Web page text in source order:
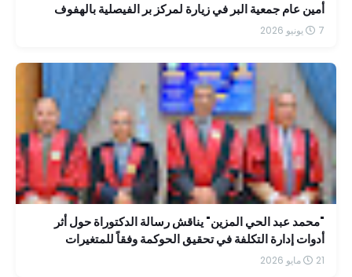
أمين عام جمعية البر في زيارة لمركز بر الفيصلية بالهفوف
7 يونيو 2026
"محمد عبد الحي المزين" يناقش رسالة الدكتوراة حول أثر
أدوات إدارة التكلفة في تحقيق الحوكمة وفقاً للمتغيرات
الضريبية الحديثة
21 مايو 2026